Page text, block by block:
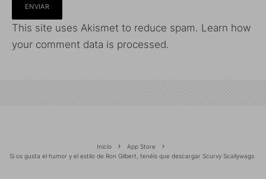
This site uses Akismet to reduce spam. Learn how
your comment data is processed.
Inicio
App Store
Si os gusta el humor y el estilo de Ron Gilbert, tenéis que descargar Scurvy Scallywags